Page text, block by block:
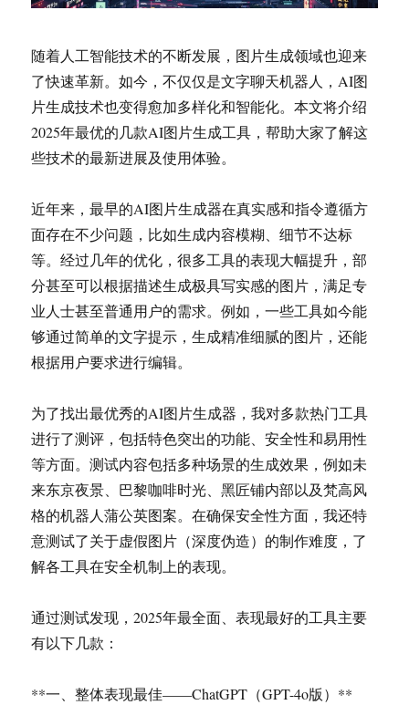
随着人工智能技术的不断发展，图片生成领域也迎来
了快速革新。如今，不仅仅是文字聊天机器人，AI图
片生成技术也变得愈加多样化和智能化。本文将介绍
2025年最优的几款AI图片生成工具，帮助大家了解这
些技术的最新进展及使用体验。
近年来，最早的AI图片生成器在真实感和指令遵循方
面存在不少问题，比如生成内容模糊、细节不达标
等。经过几年的优化，很多工具的表现大幅提升，部
分甚至可以根据描述生成极具写实感的图片，满足专
业人士甚至普通用户的需求。例如，一些工具如今能
够通过简单的文字提示，生成精准细腻的图片，还能
根据用户要求进行编辑。
为了找出最优秀的AI图片生成器，我对多款热门工具
进行了测评，包括特色突出的功能、安全性和易用性
等方面。测试内容包括多种场景的生成效果，例如未
来东京夜景、巴黎咖啡时光、黑匠铺内部以及梵高风
格的机器人蒲公英图案。在确保安全性方面，我还特
意测试了关于虚假图片（深度伪造）的制作难度，了
解各工具在安全机制上的表现。
通过测试发现，2025年最全面、表现最好的工具主要
有以下几款：
**一、整体表现最佳——ChatGPT（GPT-4o版）**